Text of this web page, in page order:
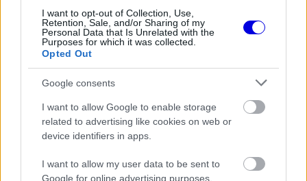
I want to opt-out of Collection, Use,
Retention, Sale, and/or Sharing of my
Personal Data that Is Unrelated with the
Purposes for which it was collected.
Opted Out
Google consents
I want to allow Google to enable storage
related to advertising like cookies on web or
device identifiers in apps.
I want to allow my user data to be sent to
Google for online advertising purposes.
„megemelte" a Ferrari várakozásait az
azerbajdzsáni hétvégére, amikor a második
szabadedzésen az élen végezett. Az 1:41.293-as
idejével mindössze 0,074 másodperccel előzte
meg Leclerc-t, míg aMercedes
pilótája, George
Russell 0,477 másodperces hátrányban követte